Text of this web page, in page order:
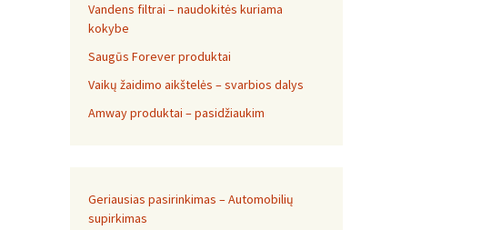
Vandens filtrai – naudokitės kuriama
kokybe
Saugūs Forever produktai
Vaikų žaidimo aikštelės – svarbios dalys
Amway produktai – pasidžiaukim
Geriausias pasirinkimas – Automobilių
supirkimas